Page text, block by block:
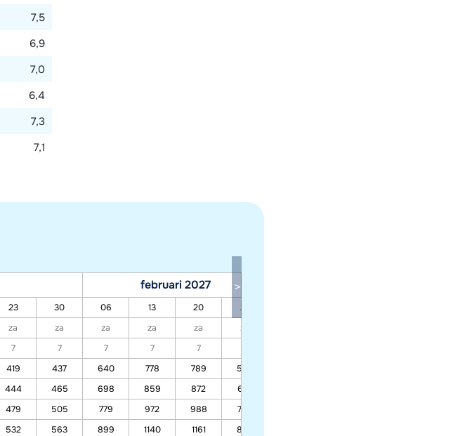
7,5
6,9
7,0
6,4
7,3
7,1
februari 2027
23 30 06 13 20 27
za za za za za za
7 7 7 7 7
419 437 640 778 789 588
444 465 698 859 872 637
479 505 779 972 988 706
532 563 899 1140 1161 808